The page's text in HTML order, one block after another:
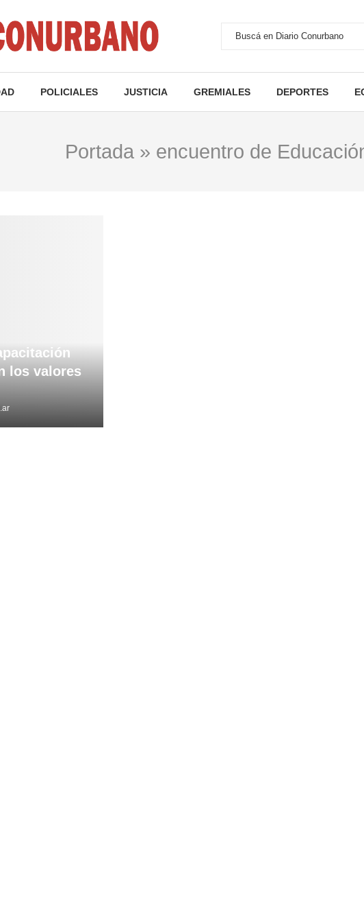
POLICIALES JUSTICIA GREMIALES DEPORTES
Portada » encuentro de
los valores